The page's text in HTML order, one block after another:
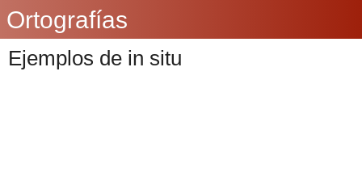
Ortografías
Ejemplos de in situ